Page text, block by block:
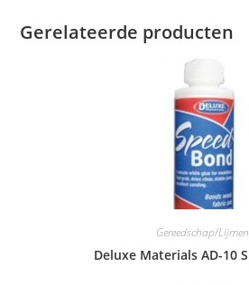
Gerelateerde producten
Gereedschap/Lijmen
Deluxe Materials AD-10